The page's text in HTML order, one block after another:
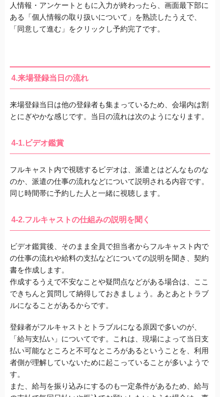
人情報・アンケートともに入力が終わったら、画面最下部に
ある
「個人情報の取り扱いについて」
を熟読したうえで、
「同意して進む」をクリックし予約完了です。
4.来場登録当日の流れ
来場登録当日は他の登録者も集まっているため、会場内は割
とにぎやかな感じです。当日の流れは次のようになります。
4-1.ビデオ鑑賞
フルキャスト内で視聴するビデオは、 派遣とはどんなものな
のか、派遣の仕事の流れなどについて説明される内容です。
同じ時間帯に予約した人と一緒に視聴します。
4-2.フルキャストの仕組みの説明を聞く
ビデオ鑑賞後、そのまま全員で担当者からフルキャスト内で
の仕事の流れや給料の支払などについての説明を聞き、契約
書を作成します。
作成するうえで不安なことや疑問点などがある場合は、ここ
できちんと質問して納得しておきましょう。あとあとトラブ
ルになることがあるからです。
登録者がフルキャストとトラブルになる原因で多いのが、
「給与支払い」についてです。これは、現場によって当日支
払い可能なところと不可なところがあるということを、利用
者側が理解していないために起こっていることが多いようで
す。
また、給与を振り込みにするのも一定条件があるため、給与